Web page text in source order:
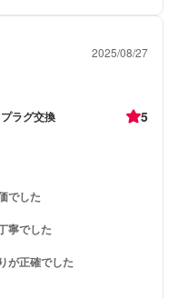
2025/08/27
ラグ交換 5
でした
寧でした
が正確でした